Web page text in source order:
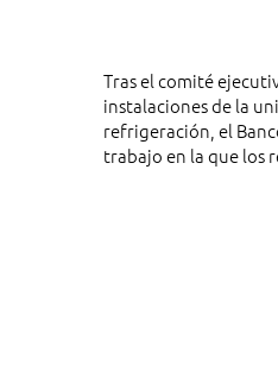
Tras el comité
instalaciones de la
refrigeración, el
trabajo en la que los